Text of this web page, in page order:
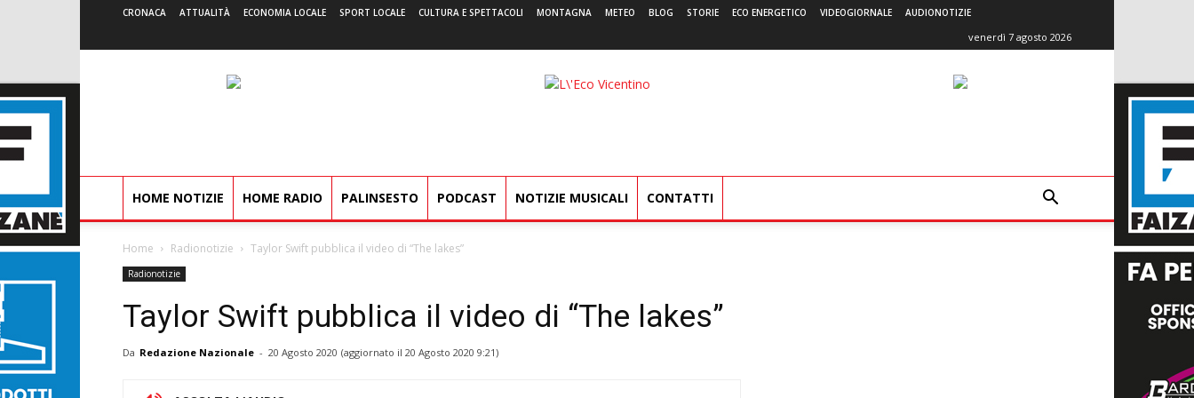
CRONACA ATTUALITÀ ECONOMIA LOCALE SPORT LOCALE CULTURA E SPETTACOLI MONTAGNA METEO BLOG STORIE ECO ENERGETICO VIDEOGIORNALE AUDIONOTIZIE
venerdì 7 agosto 2026
L'Eco
HOME NOTIZIE HOME RADIO PALINSESTO PODCAST NOTIZIE MUSICALI CONTATTI
Home Radionotizie Taylor Swift pubblica il video di “The lakes”
Radionotizie
Taylor Swift pubblica il video di “The lakes”
Da Redazione Nazionale - 20 Agosto 2020 (aggiornato il 20 Agosto 2020 9:21)